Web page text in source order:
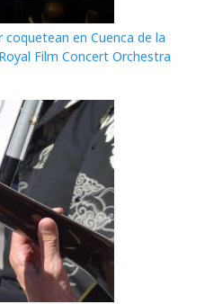
en Cuenca de la
Film Concert Orchestra